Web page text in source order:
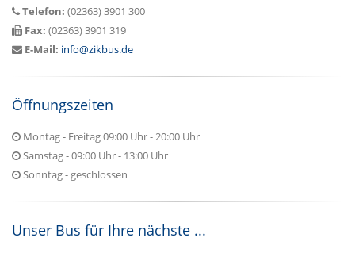
Telefon: (02363) 3901 300
Fax: (02363) 3901 319
E-Mail: info@zikbus.de
Öffnungszeiten
Montag - Freitag 09:00 Uhr - 20:00 Uhr
Samstag - 09:00 Uhr - 13:00 Uhr
Sonntag - geschlossen
Unser Bus für Ihre nächste ...